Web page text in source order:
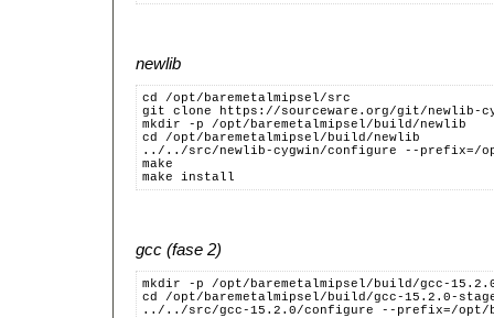
newlib
cd /opt/baremetalmipsel/src
git clone https://sourceware.org/git/newlib-
mkdir -p /opt/baremetalmipsel/build/newlib
cd /opt/baremetalmipsel/build/newlib
../../src/newlib-cygwin/configure --prefix=/
make
make install
gcc (fase 2)
mkdir -p /opt/baremetalmipsel/build/gcc-
cd /opt/baremetalmipsel/build/gcc-15.2.0-
../../src/gcc-15.2.0/configure --prefix=/opt/